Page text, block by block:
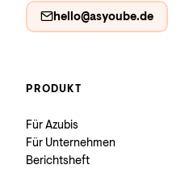
hello@asyoube.de
PRODUKT
Für Azubis
Für Unternehmen
Berichtsheft